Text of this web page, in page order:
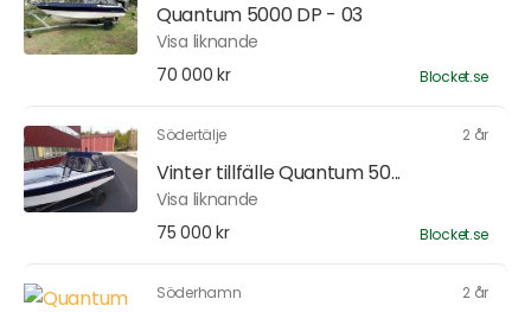
Quantum 5000 DP - 03
Visa liknande
70 000 kr
Blocket.se
Södertälje 2 år
Vinter tillfälle Quantum 50...
Visa liknande
75 000 kr
Blocket.se
Söderhamn 2 år